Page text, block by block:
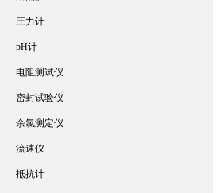
圧力计
pH计
电阻测试仪
密封试验仪
余氯测定仪
流速仪
抵抗计